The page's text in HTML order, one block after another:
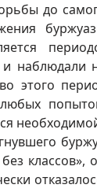
до
наблюдали
этого
классов»,